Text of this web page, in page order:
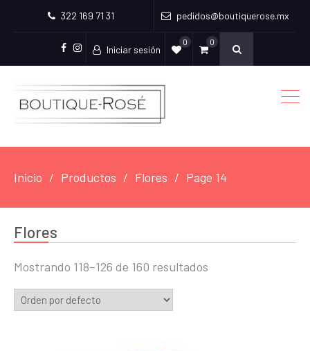
322 169 71 31 pedidos@boutiquerose.mx
Facebook
Instagram
Iniciar sesión
0 0
Inicio Productos Flores Page 14
Flores
Mostrando 118–126 de 160 resultados